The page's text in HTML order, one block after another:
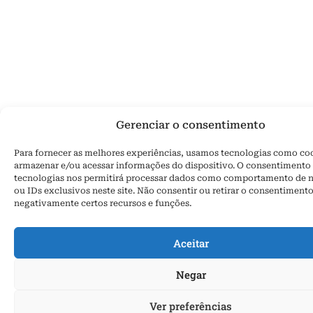
Gerenciar o consentimento
Para fornecer as melhores experiências, usamos tecnologias como
armazenar e/ou acessar informações do dispositivo. O consentimento
tecnologias nos permitirá processar dados como comportamento de
ou IDs exclusivos neste site. Não consentir ou retirar o
negativamente certos recursos e funções.
Aceitar
Negar
Ver preferências